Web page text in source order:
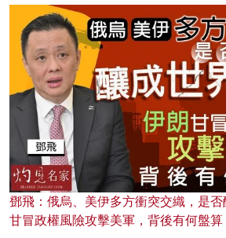
鄧飛：俄烏、美伊多方衝突交織，是
甘冒政權風險攻擊美軍，背後有何盤算